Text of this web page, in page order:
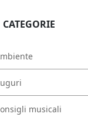
CATEGORIE
musicali